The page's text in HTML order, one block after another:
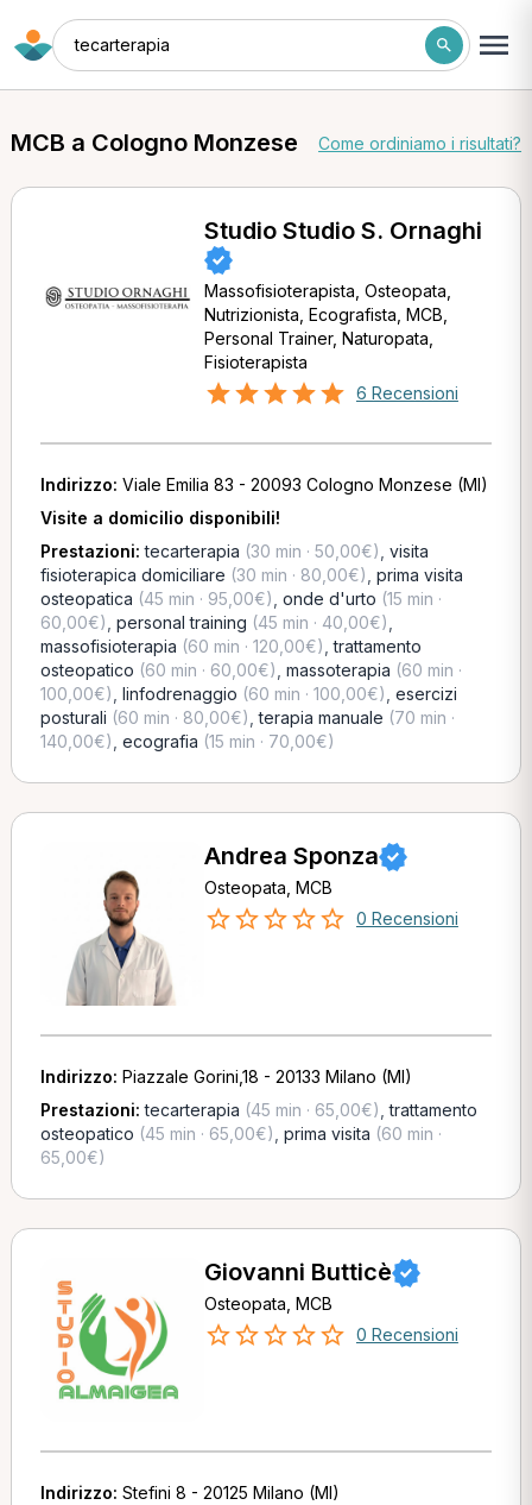
tecarterapia
MCB a Cologno Monzese Come ordiniamo i risultati?
Studio Studio S. Ornaghi
Massofisioterapista, Osteopata,
Nutrizionista, Ecografista, MCB,
Personal Trainer, Naturopata,
Fisioterapista
6 Recensioni
Indirizzo: Viale Emilia 83 - 20093 Cologno Monzese (MI)
Visite a domicilio disponibili!
Prestazioni:tecarterapia (30 min · 50,00€) visita
fisioterapica domiciliare (30 min · 80,00€) prima visita
osteopatica (45 min · 95,00€) onde d'urto (15 min ·
60,00€) personal training (45 min · 40,00€)
massofisioterapia (60 min · 120,00€) ,trattamento
osteopatico (60 min · 60,00€) massoterapia (60 min ·
100,00€) linfodrenaggio (60 min · 100,00€) esercizi
posturali (60 min · 80,00€) ,terapia manuale (70 min ·
140,00€) ecografia (15 min · 70,00€)
Andrea Sponza
Osteopata, MCB
0 Recensioni
Indirizzo: Piazzale Gorini,18 - 20133 Milano (MI)
Prestazioni:tecarterapia (45 min · 65,00€) ,trattamento
osteopatico (45 min · 65,00€) prima visita (60 min ·
65,00€)
Giovanni Butticè
Osteopata, MCB
0 Recensioni
Indirizzo: Stefini 8 - 20125 Milano (MI)